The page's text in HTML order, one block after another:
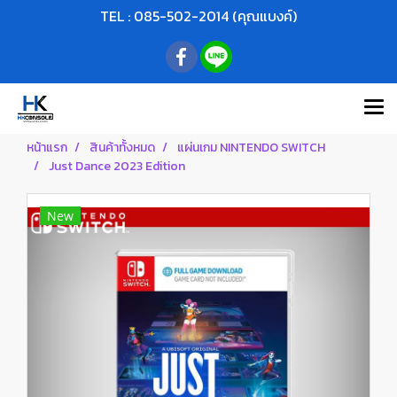
TEL : 085-502-2014 (คุณแบงค์)
หน้าแรก สินค้าทั้งหมด
แผ่นเกม NINTENDO SWITCH
Just Dance 2023 Edition
New